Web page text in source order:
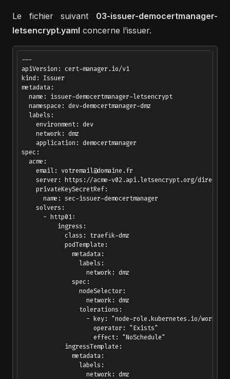
Le fichier suivant 03-issuer-democertmanager-
letsencrypt.yaml concerne l’issuer.
---
apiVersion: cert-manager.io/v1
kind: Issuer
metadata:
  name: issuer-democertmanager-letsencrypt
  namespace: dev-democertmanager-dmz
  labels:
    environment: dev
    network: dmz
    application: democertmanager
spec:
  acme:
    email:
votremail@domaine.fr
    server: https://acme-v02.api.letsencrypt.org/directory
    privateKeySecretRef:
      name: sec-issuer-democertmanager
    solvers:
      - http01:
          ingress:
            class: traefik-dmz
            podTemplate:
              metadata:
                labels:
                  network: dmz
              spec:
                nodeSelector:
                  network: dmz
                tolerations:
- key: "node-role.kubernetes.io/worker-
                    operator: "Exists"
                    effect: "NoSchedule"
            ingressTemplate:
              metadata:
                labels:
                  network: dmz